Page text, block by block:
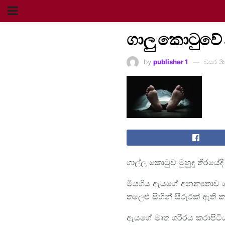
ගාලු කොටුවේ
by publisher 1 වසර
ගාල්ල කොටුව මුහුදු
මියගිය ඇයගේ අනන්‍යතාව
තලෙළු සිහින් සිරුරක් ඇති
ඇයගේ මෘත ශරීරය